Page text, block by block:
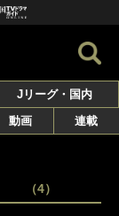
Jリーグ・国内
動画 連載
（4）